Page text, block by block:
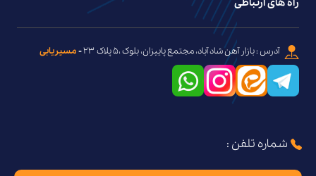
راه های ارتباطی
آدرس : بازار آهن شاد آباد، مجتمع پاییزان، بلوک ،۵ پلاک ۲۳ -مسیریابی
شماره تلفن :